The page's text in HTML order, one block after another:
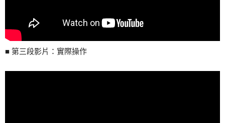
■ 第三段影片：實際操作